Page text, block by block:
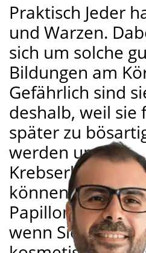
Praktisch Jeder
und Warzen.
sich um solche
Bildungen am
Gefährlich sind
deshalb, weil sie
später zu
werden und zu
können. Darum
Papillome
wenn Sie diese